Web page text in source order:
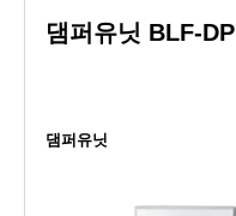
댐퍼유닛 BLF-DP
댐퍼유닛